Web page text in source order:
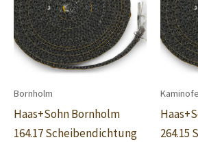
Bornholm
Haas+Sohn Bornholm
164.17 Scheibendichtung
264.15